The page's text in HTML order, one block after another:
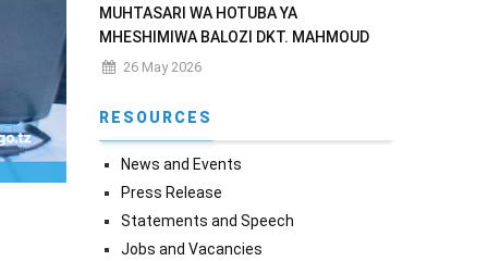
MATUMIZI YA WIZARA KWA MWAKA WA
FEDHA 2026/2027
MUHTASARI WA HOTUBA YA
MHESHIMIWA BALOZI DKT. MAHMOUD
THABIT KOMBO (MB.), AKIWASILISHA
MATUMIZI YA WIZARA KWA MWAKA WA
26 May 2026
RESOURCES
News and Events
Press Release
Statements and Speech
Jobs and Vacancies